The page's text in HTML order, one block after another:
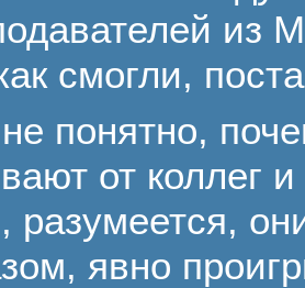
из
смогли,
понятно,
от коллег
разумеется,
явно